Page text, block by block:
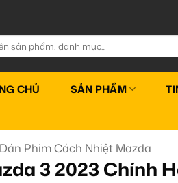
CHỦ SẢN PHẨM
Dán Phim Cách Nhiệt Mazda
3 2023 Chính